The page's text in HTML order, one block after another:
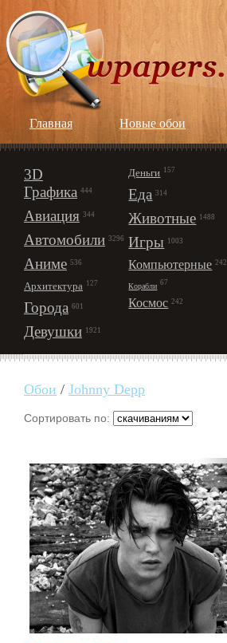
Главная Новые обои
3D
Графика 444
Авиация 344
Автомобили 3296
Аниме 536
Архитектура 127
Города 601
Девушки 1921
Деньги 157
Еда 314
Животные 1488
Игры 1003
Компьютерные 242
Корабли 67
Космос 242
Обои / Johnny Depp
Сортировать по: